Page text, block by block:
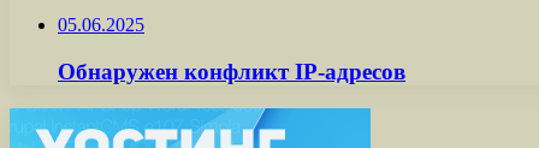
05.06.2025
Обнаружен конфликт IP-адресов